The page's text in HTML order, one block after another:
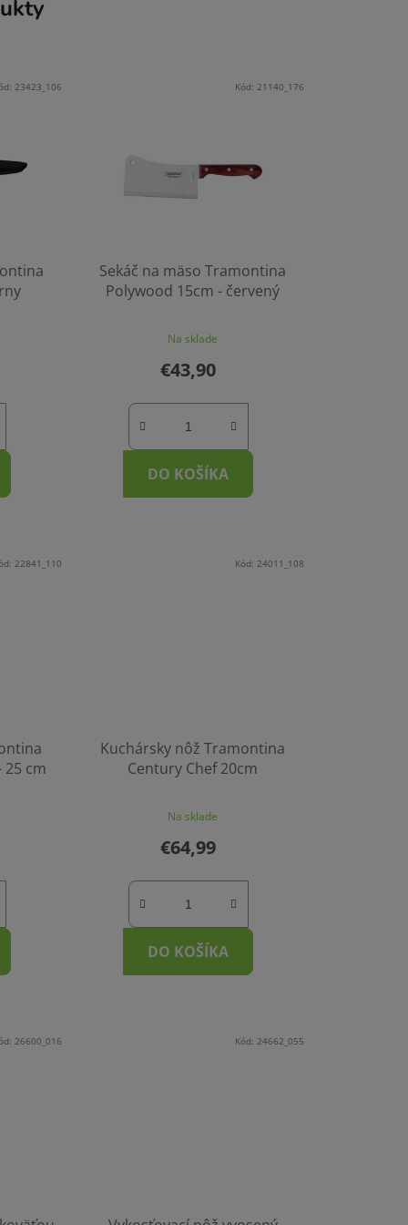
23423_106
Sekáč na mäso Tramontina
Polywood 15cm - červený
Na sklade
€43,90
DO KOŠÍKA
Kód: 21140_176
25 cm
22841_110
Kuchársky nôž Tramontina
Century Chef 20cm
Na sklade
€64,99
DO KOŠÍKA
Kód: 24011_108
26600_016 Kód: 24662_055